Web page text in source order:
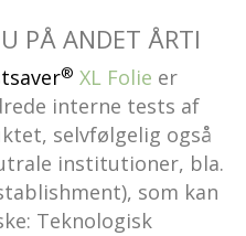
PÅ ANDET ÅRTI
® XL Folie er
interne tests af
selvfølgelig også
institutioner, bla.
som kan
Teknologisk